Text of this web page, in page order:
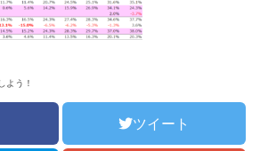
よう！
ツイート